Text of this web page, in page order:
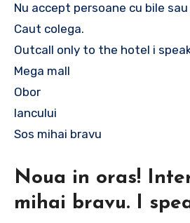
Nu accept persoane cu bile
Caut colega.
Outcall only to the hotel i
Mega mall
Obor
Iancului
Sos mihai bravu
Noua in oras!
mihai bravu. I